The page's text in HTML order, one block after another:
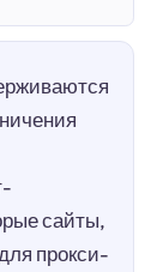
сайты,
прокси-